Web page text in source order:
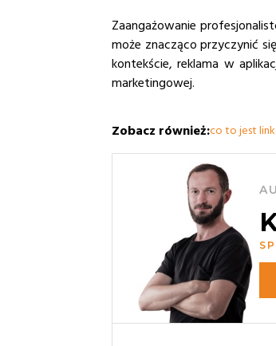
Zaangażowanie
może znacząco przyczynić
kontekście, reklama w
marketingowej.
Zobacz również:co to jest